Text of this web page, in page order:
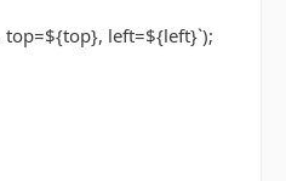
top=${top}, left=${left}`);